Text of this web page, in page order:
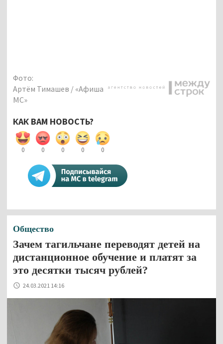
Фото:
Артём Тимашев / «Афиша
МС»
КАК ВАМ НОВОСТЬ?
0 0 0 0 0
Общество
Зачем тагильчане переводят детей на
дистанционное обучение и платят за
это десятки тысяч рублей?
24.03.2021 14:16